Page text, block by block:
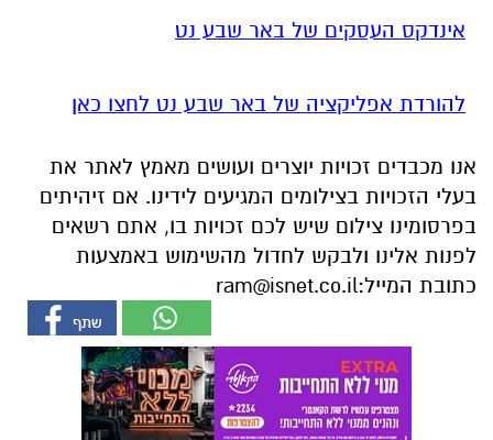
אינדקס העסקים של באר שבע נט
להורדת אפליקציה של באר שבע נט לחצו כאן
אנו מכבדים זכויות יוצרים ועושים מאמץ לאתר את
בעלי הזכויות בצילומים המגיעים לידינו. אם זיהיתים
בפרסומינו צילום שיש לכם זכויות בו, אתם רשאים
לפנות אלינו ולבקש לחדול מהשימוש באמצעות
כתובת המייל:ram@isnet.co.il